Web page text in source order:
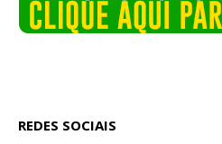
REDES SOCIAIS